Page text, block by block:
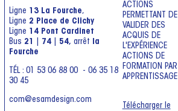
Ligne 13 La Fourche,
Ligne 2 Place de Clichy
Ligne 14 Pont Cardinet
Bus 21 74 54, arrêt
la
Fourche
TÉL : 01 53 06 88 00 - 06 35 18
30 45
com@esamdesign.com
ACTIONS
PERMETTANT DE
VALIDER DES
ACQUIS DE
L'EXPÉRIENCE
ACTIONS DE
FORMATION PAR
APPRENTISSAGE
Télécharger le